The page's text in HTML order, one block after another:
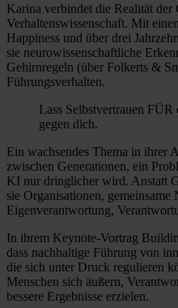
Karina verbindet die Realität der
Verhaltenswissenschaft. Mit
Happiness und über drei
sie neurowissenschaftliche
Gehirnregeln (über Folkerts &
Führungsverhalten.
Lass Selbstvertrauen
gegen dich.
Ein wachsendes Thema in ihrer
zwischen Generationen, ein
KI nur dringlicher wird. Anstatt
sie Organisationen, gemeinsame
Eigenverantwortung,
In ihrem Keynote-Vortrag
dass nachhaltige Führung von
die sich unter Druck regulieren
Menschen sich äußern,
bessere Ergebnisse erzielen.